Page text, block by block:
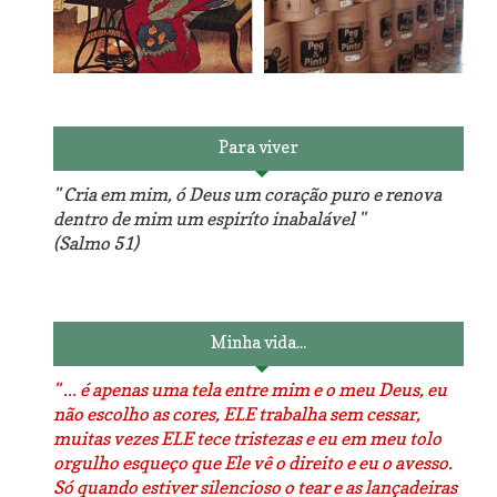
Reforma do sofá, agora é
em patchwork!
The Red Velvet !!! O Perfeito
Para viver
" Cria em mim, ó Deus um coração puro e renova
dentro de mim um espiríto inabalável "
(Salmo 51)
Minha vida...
" ... é apenas uma tela entre mim e o meu Deus, eu
não escolho as cores, ELE trabalha sem cessar,
muitas vezes ELE tece tristezas e eu em meu tolo
orgulho esqueço que Ele vê o direito e eu o avesso.
Só quando estiver silencioso o tear e as lançadeiras